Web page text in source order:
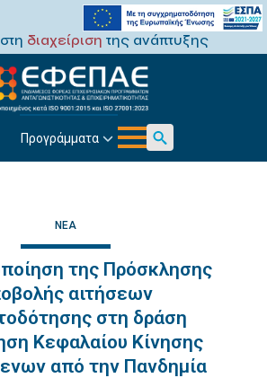
διαχείριση της ανάπτυξης
Προγράμματα
Search
ΝΈΑ
της Πρόσκλησης
αιτήσεων
στη δράση
Κεφαλαίου Κίνησης
από την Πανδημία